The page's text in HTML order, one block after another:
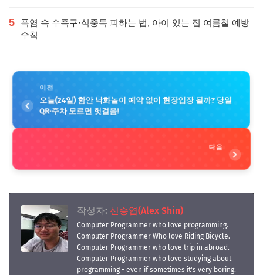
5
폭염 속 수족구·식중독 피하는 법, 아이 있는 집 여름철 예방
수칙
이전
오늘(24일) 함안 낙화놀이 예약 없이 현장입장 될까? 당일
QR·주차 모르면 헛걸음!
다음
작성자: 신승엽(Alex Shin)
Computer Programmer who love programming.
Computer Programmer Who love Riding Bicycle.
Computer Programmer who love trip in abroad.
Computer Programmer who love studying about
programming - even if sometimes it's very boring.